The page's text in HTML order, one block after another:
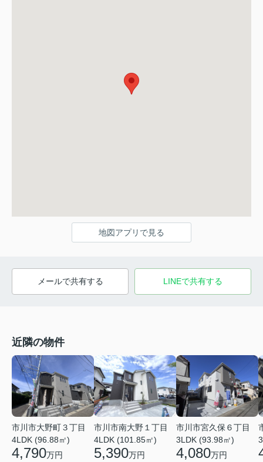
地図アプリで見る
メールで共有する LINEで共有する
近隣の物件
市川市大野町３丁目
4LDK (96.88㎡)
4,790万円
市川市南大野１丁目
4LDK (101.85㎡)
5,390万円
市川市宮久保６丁目
3LDK (93.98㎡)
4,080万円